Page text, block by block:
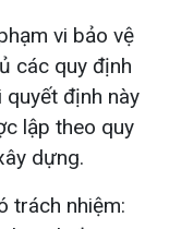
vi bảo vệ
các quy định
định này
lập theo quy
dựng.
trách nhiệm: